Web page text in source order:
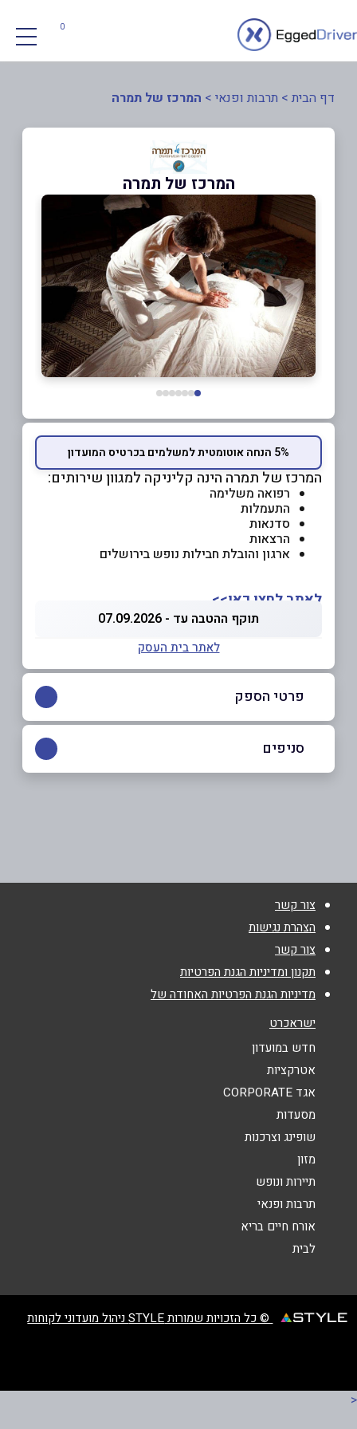
0
דף הבית > תרבות ופנאי > המרכז של תמרה
המרכז של תמרה
5% הנחה אוטומטית למשלמים בכרטיס המועדון
המרכז של תמרה הינה קליניקה למגוון שירותים:
רפואה משלימה
התעמלות
סדנאות
הרצאות
ארגון והובלת חבילות נופש בירושלים
לאתר לחצו כאן>>
תוקף ההטבה עד - 07.09.2026
לאתר בית העסק
פרטי הספק
באתר
טלפון*
אימייל
אנא חזרו אלי בקשר ל...
הודעה
סניפים
צור קשר
הצהרת נגישות
צור קשר
תקנון ומדיניות הגנת הפרטיות
מדיניות הגנת הפרטיות האחודה של
ישראכרט
חדש במועדון
אטרקציות
אגד CORPORATE
מסעדות
שופינג וצרכנות
מזון
תיירות ונופש
תרבות ופנאי
אורח חיים בריא
לבית
© כל הזכויות שמורות STYLE ניהול מועדוני לקוחות
<